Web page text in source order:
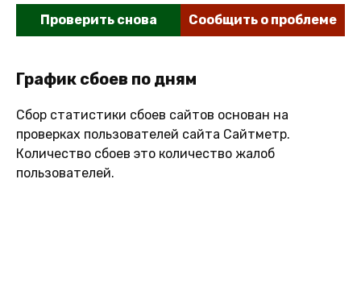
Проверить снова Сообщить о проблеме
График сбоев по дням
Сбор статистики сбоев сайтов основан на
проверках пользователей сайта Сайтметр.
Количество сбоев это количество жалоб
пользователей.